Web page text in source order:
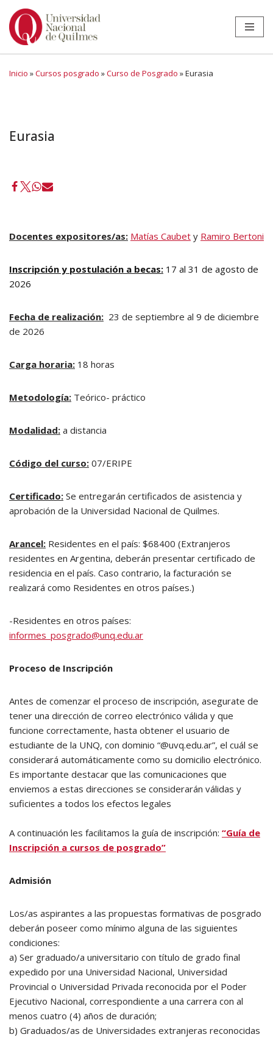
Ir
Inicio »Cursos posgrado »Curso de Posgrado »Eurasia
Eurasia
Docentes expositores/as: Matías Caubet y Ramiro Bertoni
Inscripción y postulación a becas: 17 al 31 de agosto de
2026
Fecha de realización: 23 de septiembre al 9 de diciembre
de 2026
Carga horaria: 18 horas
Metodología: Teórico- práctico
Modalidad: a distancia
Código del curso: 07/ERIPE
Certificado: Se entregarán certificados de asistencia y
aprobación de la Universidad Nacional de Quilmes.
Arancel: Residentes en el país: $68400 (Extranjeros
residentes en Argentina, deberán presentar certificado de
residencia en el país. Caso contrario, la facturación se
realizará como Residentes en otros países.)
-Residentes en otros países:
informes_posgrado@unq.edu.ar
Proceso de Inscripción
Antes de comenzar el proceso de inscripción, asegurate de
tener una dirección de correo electrónico válida y que
funcione correctamente, hasta obtener el usuario de
estudiante de la UNQ, con dominio “@uvq.edu.ar”, el cuál se
considerará automáticamente como su domicilio electrónico.
Es importante destacar que las comunicaciones que
enviemos a estas direcciones se considerarán válidas y
suficientes a todos los efectos legales
A continuación les facilitamos la guía de inscripción: “Guía de
Inscripción a cursos de posgrado”
Admisión
Los/as aspirantes a las propuestas formativas de posgrado
deberán poseer como mínimo alguna de las siguientes
condiciones:
a) Ser graduado/a universitario con título de grado final
expedido por una Universidad Nacional, Universidad
Provincial o Universidad Privada reconocida por el Poder
Ejecutivo Nacional, correspondiente a una carrera con al
menos cuatro (4) años de duración;
b) Graduados/as de Universidades extranjeras reconocidas